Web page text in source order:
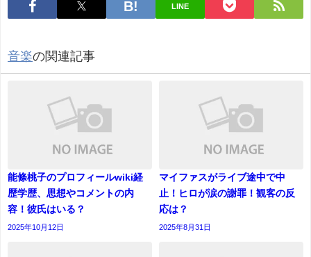
LINE
音楽の関連記事
能條桃子のプロフィールwiki経
歴学歴、思想やコメントの内
容！彼氏はいる？
2025年10月12日
マイファスがライブ途中で中
止！ヒロが涙の謝罪！観客の反
応は？
2025年8月31日